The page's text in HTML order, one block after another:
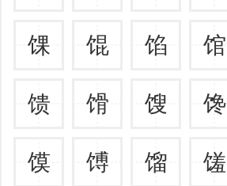
馃 馄 馅 馆
馈 馉 馊 馋
馍 馎 馏 馐